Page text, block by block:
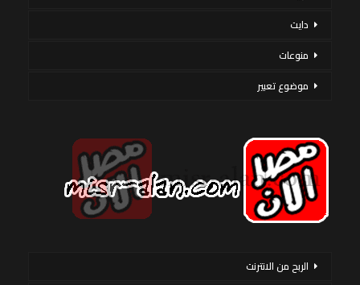
دايت
منوعات
موضوع تعبير
الربح من الانترنت